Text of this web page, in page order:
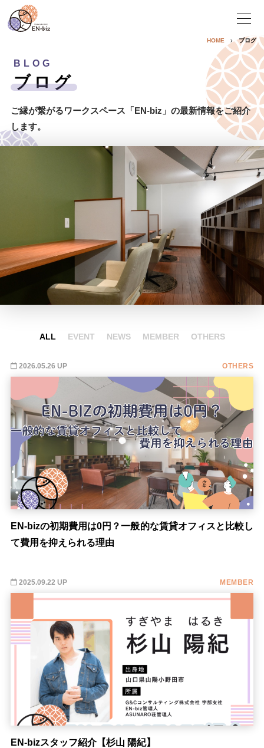
HOME ブログ
BLOG
ブログ
ご縁が繋がるワークスペース 「EN-biz」の最新情報をご紹介
します。
ALL EVENT NEWS MEMBER OTHERS
2026.05.26 UP OTHERS
EN-bizの初期費用は0円？一般的な賃貸オフィスと比較し
て費用を抑えられる理由
2025.09.22 UP MEMBER
EN-bizスタッフ紹介【杉山 陽紀】